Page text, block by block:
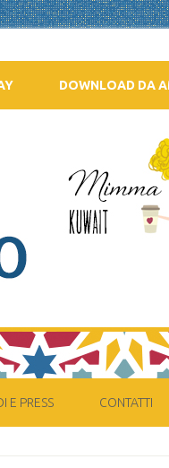
DOWNLOAD DA
E PRESS CONTATTI